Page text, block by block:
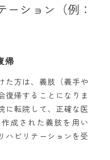
ーション（例：
帰
方は、義肢（義手や
復帰することになりま
に転院して、正確な医
成された義肢を用い
ハビリテーションを受